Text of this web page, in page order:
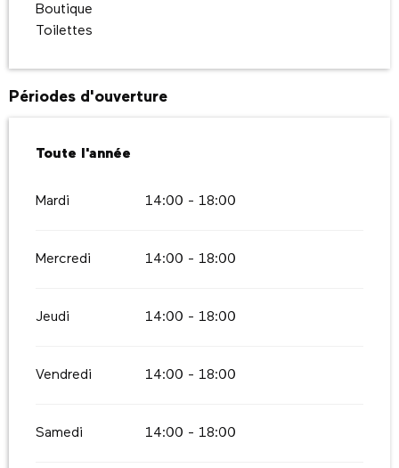
Boutique
Toilettes
Périodes d'ouverture
Toute l'année
Toute l'année
Mardi 14:00 - 18:00
Mercredi 14:00 - 18:00
Jeudi 14:00 - 18:00
Vendredi 14:00 - 18:00
Samedi 14:00 - 18:00